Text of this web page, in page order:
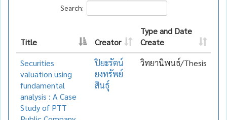
Search:
Title Creator
Type and Date
Create
Securities
valuation using
fundamental
analysis : A Case
Study of PTT
ปิยะรัตน์
ยงทรัพย์
สินธุ์
วิทยานิพนธ์/Thesis